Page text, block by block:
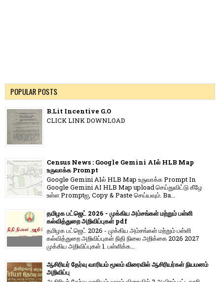
POPULAR POSTS
B.Lit Incentive G.O
CLICK LINK DOWNLOAD
Census News : Google Gemini AIல் HLB Map
உருவாக்க Prompt
Google Gemini AIல் HLB Map உருவாக்க Prompt In
Google Gemini AI HLB Map upload செய்துவிட்டு கீழே
உள்ள Promptஐ, Copy & Paste செய்யவும். Ba...
தமிழக பட்ஜெட் 2026 - முக்கிய அம்சங்கள் மற்றும் பள்ளி
கல்வித்துறை அறிவிப்புகள் pdf
தமிழக பட்ஜெட் 2026 - முக்கிய அம்சங்கள் மற்றும் பள்ளி
கல்வித்துறை அறிவிப்புகள் நிதி நிலை அறிக்கை 2026 2027
முக்கிய அறிவிப்புகள் 1. பள்ளிக்க...
ஆசிரியர் தேர்வு வாரியம் மூலம் விரைவில் ஆசிரியர்கள் நியமனம்
அறிவிப்பு